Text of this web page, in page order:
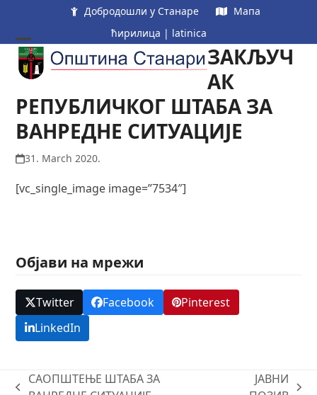
content
Добродошли у Станаре
Мапа
ћирилица | latinica
Open
mobile
menu
Close
mobile
menu
ЗАКЉУЧ
АК
РЕПУБЛИЧКОГ ШТАБА ЗА
ВАНРЕДНЕ СИТУАЦИЈЕ
31. March 2020.
[vc_single_image image=”7534″]
Објави на мрежи
Twitter Facebook
Pinterest
LinkedIn
САОПШТЕЊЕ ШТАБА ЗА
ЈАВНИ